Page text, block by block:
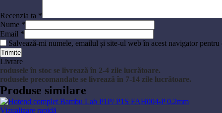
Recenzia ta *
Nume *
Email *
Salvează-mi numele, emailul și site-ul web în acest navigator pentru
Livrare
în stoc se livrează în 2-4 zile lucrătoare.
precomandate se livrează în 7-14 zile lucrătoare.
Produse similare
Vizualizare rapidă